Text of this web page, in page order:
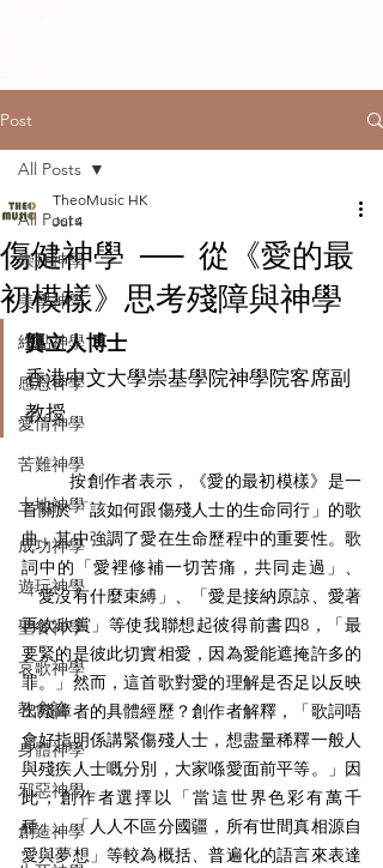
Post
All Posts
崇拜神學
美學神學
終點神學
感恩神學
愛情神學
苦難神學
土地神學
成功神學
遊玩神學
聖餐神學
哀歌神學
教會論
身體神學
邪惡神學
創造神學
All Posts
傷健神學 ── 從《愛的最
初模樣》思考殘障與神學
TheoMusic HK
Jul 4
龔立人博士
香港中文大學崇基學院神學院客席副
教授
	按創作者表示，《愛的最初模樣》是一
首關於「該如何跟傷殘人士的生命同行」的歌
曲，其中強調了愛在生命歷程中的重要性。歌
詞中的「愛裡修補一切苦痛，共同走過」、
「愛沒有什麼束縛」、「愛是接納原諒、愛著
再次欣賞」等使我聯想起彼得前書四8，「最
要緊的是彼此切實相愛，因為愛能遮掩許多的
罪。」然而，這首歌對愛的理解是否足以反映
出殘障者的具體經歷？創作者解釋，「歌詞唔
會好指明係講緊傷殘人士，想盡量稀釋一般人
與殘疾人士嘅分別，大家喺愛面前平等。」因
此，創作者選擇以「當這世界色彩有萬千
種」、「人人不區分國疆，所有世間真相源自
愛與夢想」等較為概括、普遍化的語言來表達